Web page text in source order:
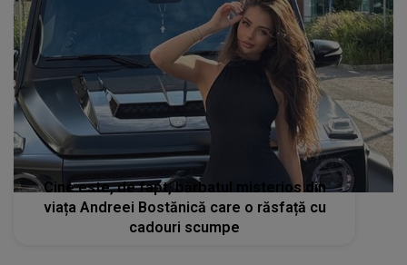
Cine este, de fapt, bărbatul misterios din
viața Andreei Bostănică care o răsfață cu
cadouri scumpe